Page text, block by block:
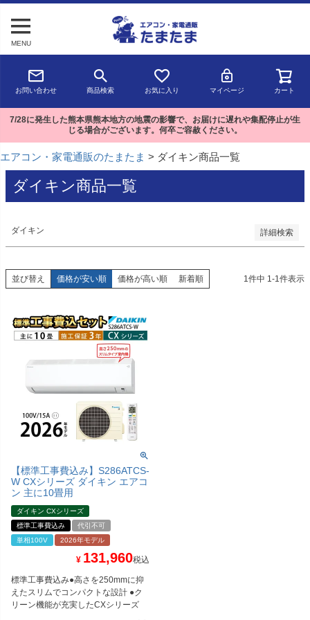
MENU
お問い合わせ 商品検索 お気に入り マイページ カート
7/28に発生した熊本県熊本地方の地震の影響で、お届けに遅れや集配停止が生
じる場合がございます。何卒ご容赦ください。
エアコン・家電通販のたまたま ダイキン商品一覧
ダイキン商品一覧
ダイキン 詳細検索
予約商品のみを表示
並び順
登録順
価格が安い順
優先度順
レビュー順
検索
並び替え 価格が安い順 価格が高い順 新着順 1件中 1-1件表示
【標準工事費込み】S286ATCS-
W CXシリーズ ダイキン エアコ
ン 主に10畳用
ダイキン CXシリーズ
標準工事費込み
代引不可
単相100V
2026年モデル
¥ 131,960税込
標準工事費込み●高さを250mmに抑
えたスリムでコンパクトな設計 ●ク
リーン機能が充実したCXシリーズ